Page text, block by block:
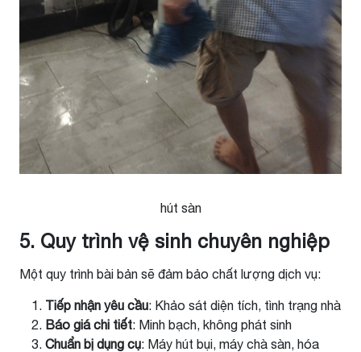
hút sàn
5. Quy trình vệ sinh chuyên nghiệp
Một quy trình bài bản sẽ đảm bảo chất lượng dịch vụ:
Tiếp nhận yêu cầu: Khảo sát diện tích, tình trạng nhà
Báo giá chi tiết: Minh bạch, không phát sinh
Chuẩn bị dụng cụ: Máy hút bụi, máy chà sàn, hóa